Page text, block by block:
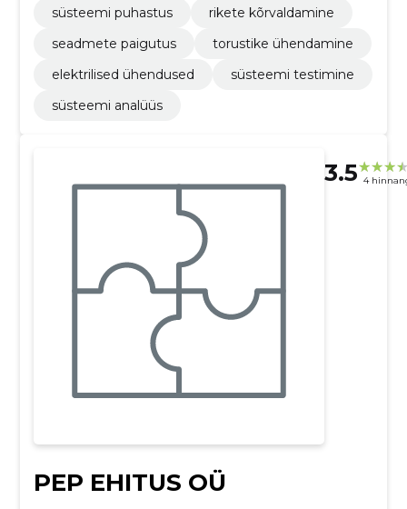
süsteemi puhastus
rikete kõrvaldamine
seadmete paigutus
torustike ühendamine
elektrilised ühendused
süsteemi testimine
süsteemi analüüs
3.5 4
PEP EHITUS OÜ